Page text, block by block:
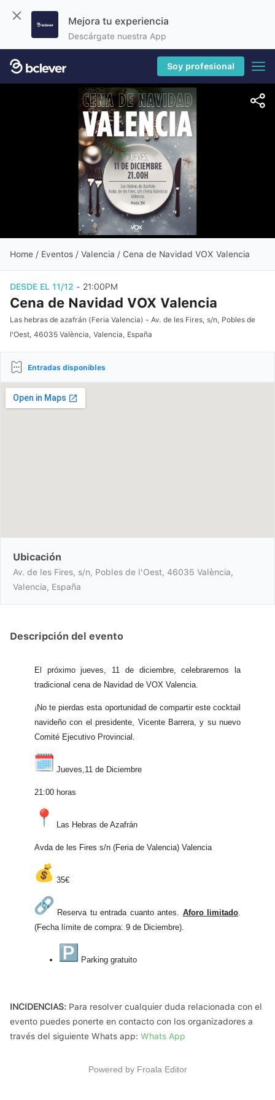
Mejora tu experiencia
Descárgate nuestra App
Soy profesional
Home / Eventos / Valencia / Cena de Navidad VOX Valencia
DESDE EL 11/12 - 21:00PM
Cena de Navidad VOX Valencia
Las hebras de azafrán (Feria Valencia) - Av. de les Fires, s/n, Pobles de
l'Oest, 46035 València, Valencia, España
Entradas disponibles
Ubicación
Av. de les Fires, s/n, Pobles de l'Oest, 46035 València,
Valencia, España
Descripción del evento
El próximo jueves, 11 de diciembre, celebraremos la
tradicional cena de Navidad de VOX Valencia.
¡No te pierdas esta oportunidad de compartir este cocktail
navideño con el presidente, Vicente Barrera, y su nuevo
Comité Ejecutivo Provincial.
Jueves,11 de Diciembre
21:00 horas
Las Hebras de Azafrán
Avda de les Fires s/n (Feria de Valencia) Valencia
35€
Reserva tu entrada cuanto antes. Aforo limitado.
(Fecha límite de compra: 9 de Diciembre).
Parking gratuito
INCIDENCIAS: Para resolver cualquier duda relacionada con el
evento puedes ponerte en contacto con los organizadores a
través del siguiente Whats app: Whats App
Powered by Froala Editor